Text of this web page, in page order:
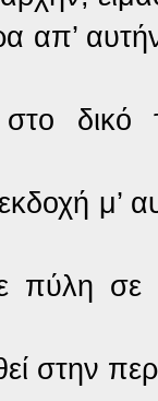
απ’
μ’
πύλη σε
στην